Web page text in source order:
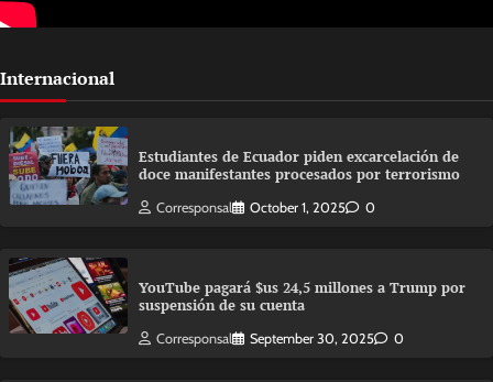
Internacional
Estudiantes de Ecuador piden excarcelación de
doce manifestantes procesados por terrorismo
Corresponsal October 1, 2025 0
YouTube pagará $us 24,5 millones a Trump por
suspensión de su cuenta
Corresponsal September 30, 2025 0